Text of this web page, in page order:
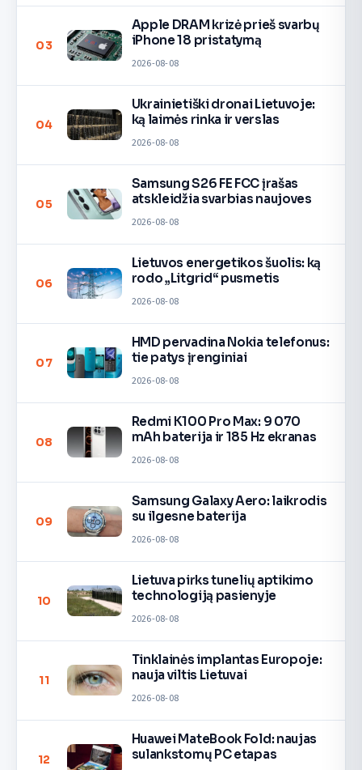
03
Apple DRAM krizė prieš svarbų
iPhone 18 pristatymą
2026-08-08
04
Ukrainietiški dronai Lietuvoje:
ką laimės rinka ir verslas
2026-08-08
05
Samsung S26 FE FCC įrašas
atskleidžia svarbias naujoves
2026-08-08
06
Lietuvos energetikos šuolis: ką
rodo „Litgrid“ pusmetis
2026-08-08
07
HMD pervadina Nokia telefonus:
tie patys įrenginiai
2026-08-08
08
Redmi K100 Pro Max: 9 070
mAh baterija ir 185 Hz ekranas
2026-08-08
09
Samsung Galaxy Aero: laikrodis
su ilgesne baterija
2026-08-08
10
Lietuva pirks tunelių aptikimo
technologiją pasienyje
2026-08-08
11
Tinklainės implantas Europoje:
nauja viltis Lietuvai
2026-08-08
12
Huawei MateBook Fold: naujas
sulankstomų PC etapas